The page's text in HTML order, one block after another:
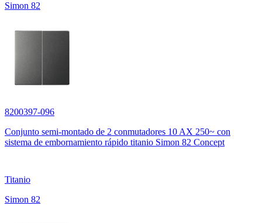
Simon 82
8200397-096
Conjunto semi-montado de 2 conmutadores 10 AX 250~ con
sistema de embornamiento rápido titanio Simon 82 Concept
Titanio
Simon 82